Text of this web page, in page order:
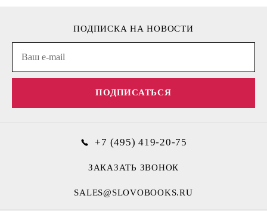
ПОДПИСКА НА НОВОСТИ
ПОДПИСАТЬСЯ
+7 (495) 419-20-75
ЗАКАЗАТЬ ЗВОНОК
SALES@SLOVOBOOKS.RU